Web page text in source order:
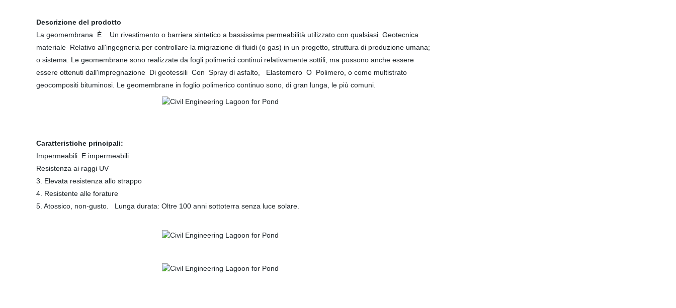
Descrizione del prodotto
La geomembrana È Un rivestimento o barriera sintetico a bassissima permeabilità utilizzato con qualsiasi Geotecnica
materiale Relativo all'ingegneria per controllare la migrazione di fluidi (o gas) in un progetto, struttura di produzione umana;
o sistema. Le geomembrane sono realizzate da fogli polimerici continui relativamente sottili, ma possono anche essere
essere ottenuti dall'impregnazione Di geotessili Con Spray di asfalto, Elastomero O Polimero, o come multistrato
geocompositi bituminosi. Le geomembrane in foglio polimerico continuo sono, di gran lunga, le più comuni.
Caratteristiche principali:
Impermeabili E impermeabili
Resistenza ai raggi UV
3. Elevata resistenza allo strappo
4. Resistente alle forature
5. Atossico, non-gusto. Lunga durata: Oltre 100 anni sottoterra senza luce solare.